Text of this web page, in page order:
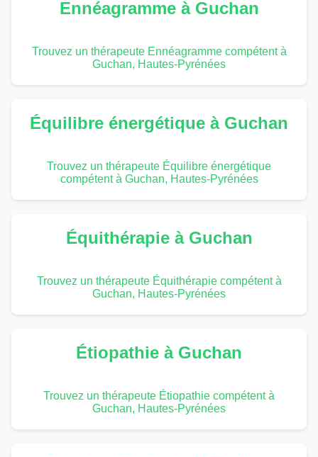
Ennéagramme à Guchan
Trouvez un thérapeute Ennéagramme compétent à
Guchan, Hautes-Pyrénées
Équilibre énergétique à Guchan
Trouvez un thérapeute Équilibre énergétique
compétent à Guchan, Hautes-Pyrénées
Équithérapie à Guchan
Trouvez un thérapeute Équithérapie compétent à
Guchan, Hautes-Pyrénées
Étiopathie à Guchan
Trouvez un thérapeute Étiopathie compétent à
Guchan, Hautes-Pyrénées